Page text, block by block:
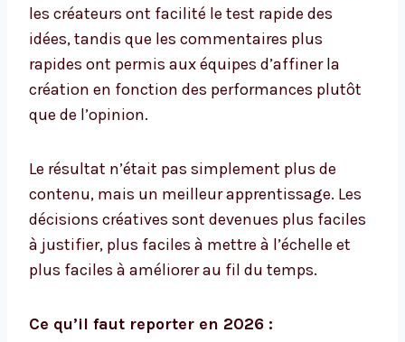
les créateurs ont facilité le test rapide des
idées, tandis que les commentaires plus
rapides ont permis aux équipes d’affiner la
création en fonction des performances plutôt
que de l’opinion.
Le résultat n’était pas simplement plus de
contenu, mais un meilleur apprentissage. Les
décisions créatives sont devenues plus faciles
à justifier, plus faciles à mettre à l’échelle et
plus faciles à améliorer au fil du temps.
Ce qu’il faut reporter en 2026 :